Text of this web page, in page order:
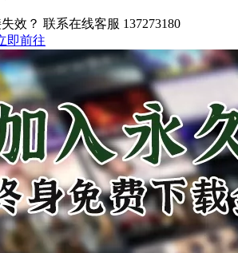
效？ 联系在线客服 137273180
即前往